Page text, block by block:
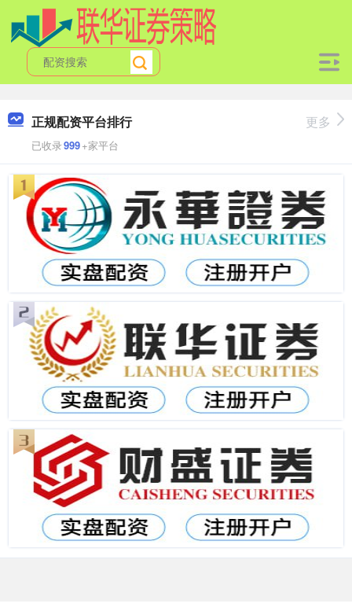
正规配资平台排行
已收录999+家平台
更多